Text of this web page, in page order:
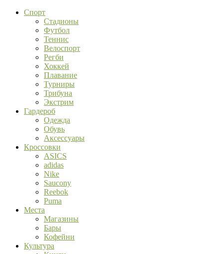
Спорт
Стадионы
Футбол
Теннис
Велоспорт
Регби
Хоккей
Плавание
Турниры
Трибуна
Экстрим
Гардероб
Одежда
Обувь
Аксессуары
Кроссовки
ASICS
adidas
Nike
Saucony
Reebok
Puma
Места
Магазины
Бары
Кофейни
Культура